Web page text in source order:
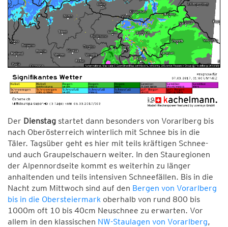
Der Dienstag startet dann besonders von Vorarlberg bis
nach Oberösterreich winterlich mit Schnee bis in die
Täler. Tagsüber geht es hier mit teils kräftigen Schnee-
und auch Graupelschauern weiter. In den Stauregionen
der Alpennordseite kommt es weiterhin zu länger
anhaltenden und teils intensiven Schneefällen. Bis in die
Nacht zum Mittwoch sind auf den Bergen von Vorarlberg
bis in die Obersteiermark oberhalb von rund 800 bis
1000m oft 10 bis 40cm Neuschnee zu erwarten. Vor
allem in den klassischen NW-Staulagen von Vorarlberg,